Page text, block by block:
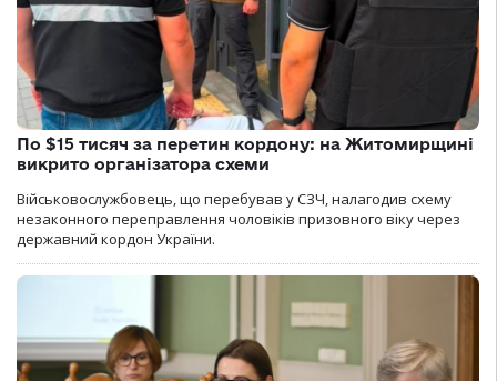
По $15 тисяч за перетин кордону: на Житомирщині
викрито організатора схеми
Військовослужбовець, що перебував у СЗЧ, налагодив схему
незаконного переправлення чоловіків призовного віку через
державний кордон України.